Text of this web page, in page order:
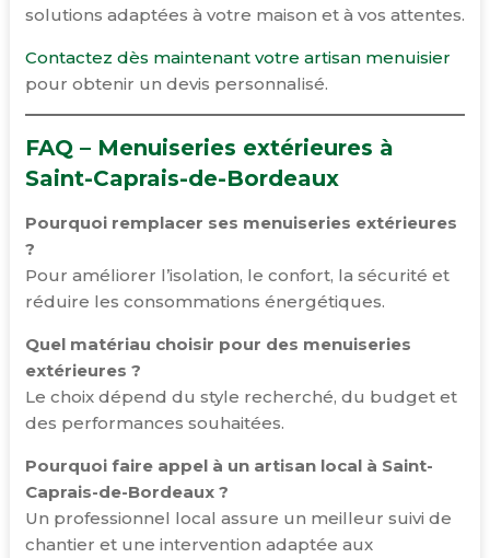
solutions adaptées à votre maison et à vos attentes.
Contactez dès maintenant votre artisan menuisier
pour obtenir un devis personnalisé.
FAQ – Menuiseries extérieures à
Saint-Caprais-de-Bordeaux
Pourquoi remplacer ses menuiseries extérieures
?
Pour améliorer l’isolation, le confort, la sécurité et
réduire les consommations énergétiques.
Quel matériau choisir pour des menuiseries
extérieures ?
Le choix dépend du style recherché, du budget et
des performances souhaitées.
Pourquoi faire appel à un artisan local à Saint-
Caprais-de-Bordeaux ?
Un professionnel local assure un meilleur suivi de
chantier et une intervention adaptée aux